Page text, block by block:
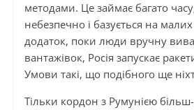
методами. Це займає багато
небезпечно і базується на
додаток, поки люди вручну
вантажівок, Росія запускає
Умови такі, що подібного ще
Тільки кордон з Румунією